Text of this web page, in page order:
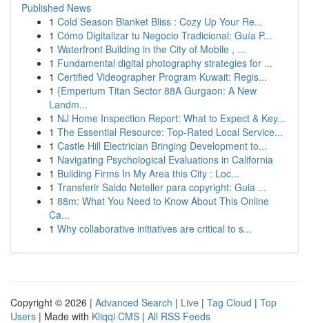
Published News
1 Cold Season Blanket Bliss : Cozy Up Your Re...
1 Cómo Digitalizar tu Negocio Tradicional: Guía P...
1 Waterfront Building in the City of Mobile , ...
1 Fundamental digital photography strategies for ...
1 Certified Videographer Program Kuwait: Regis...
1 {Emperium Titan Sector 88A Gurgaon: A New
Landm...
1 NJ Home Inspection Report: What to Expect & Key...
1 The Essential Resource: Top-Rated Local Service...
1 Castle Hill Electrician Bringing Development to...
1 Navigating Psychological Evaluations in California
1 Building Firms In My Area this City : Loc...
1 Transferir Saldo Neteller para copyright: Guia ...
1 88m: What You Need to Know About This Online
Ca...
1 Why collaborative initiatives are critical to s...
Copyright © 2026 | Advanced Search | Live | Tag Cloud | Top
Users | Made with Kliqqi CMS | All RSS Feeds